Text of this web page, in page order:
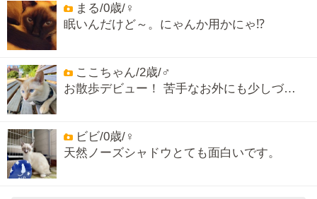
まる/0歳/♀
眠いんだけど～。にゃんか用かにゃ⁉️
ここちゃん/2歳/♂
お散歩デビュー！ 苦手なお外にも少しづ…
ビビ/0歳/♀
天然ノーズシャドウとても面白いです。